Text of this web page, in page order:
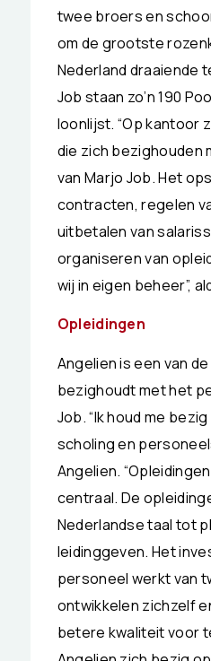
twee broers en
om de grootste
Nederland draaiende
Job staan zo’n 190
loonlijst. “Op kantoor
die zich bezighouden
van Marjo Job. Het
contracten, regelen
uitbetalen van
organiseren van
wij in eigen beheer”,
Opleidingen
Angelien is een van
bezighoudt met het
Job. “Ik houd me
scholing en
Angelien.
centraal. De
Nederlandse taal tot
leidinggeven. Het
personeel werkt van
ontwikkelen zichzelf
betere kwaliteit voor